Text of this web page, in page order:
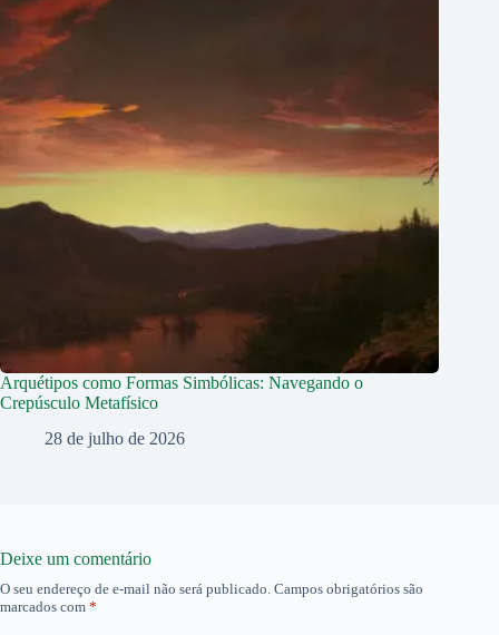
Arquétipos como Formas Simbólicas: Navegando o
Crepúsculo Metafísico
28 de julho de 2026
Deixe um comentário
O seu endereço de e-mail não será publicado. Campos obrigatórios são
marcados com *